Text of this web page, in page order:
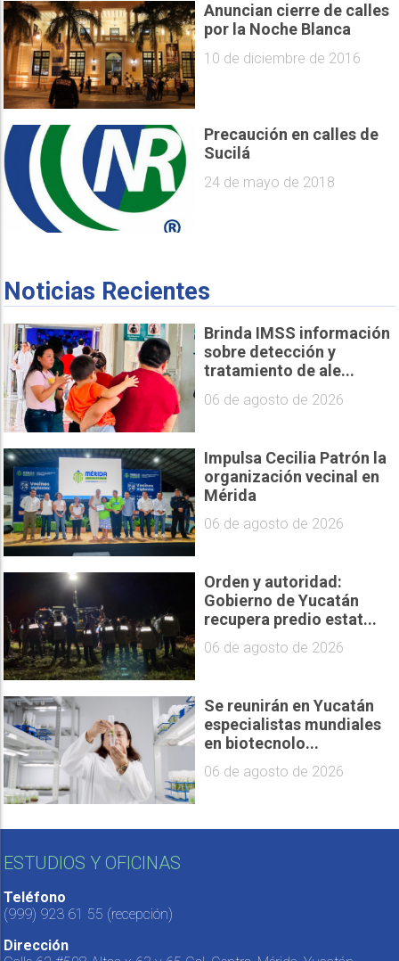
Anuncian cierre de calles
por la Noche Blanca
10 de diciembre de 2016
Precaución en calles de
Sucilá
24 de mayo de 2018
Noticias Recientes
Brinda IMSS información
sobre detección y
tratamiento de ale...
06 de agosto de 2026
Impulsa Cecilia Patrón la
organización vecinal en
Mérida
06 de agosto de 2026
Orden y autoridad:
Gobierno de Yucatán
recupera predio estat...
06 de agosto de 2026
Se reunirán en Yucatán
especialistas mundiales
en biotecnolo...
06 de agosto de 2026
ESTUDIOS Y OFICINAS
Teléfono
(999) 923 61 55 (recepción)
Dirección